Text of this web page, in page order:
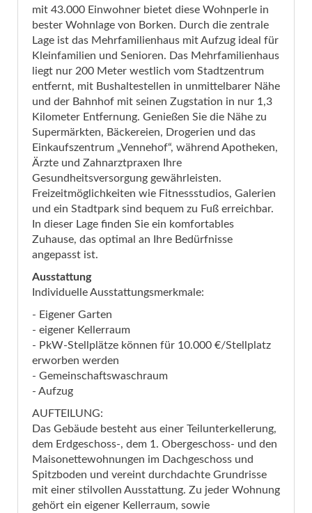
mit 43.000 Einwohner bietet diese Wohnperle in
bester Wohnlage von Borken. Durch die zentrale
Lage ist das Mehrfamilienhaus mit Aufzug ideal für
Kleinfamilien und Senioren. Das Mehrfamilienhaus
liegt nur 200 Meter westlich vom Stadtzentrum
entfernt, mit Bushaltestellen in unmittelbarer Nähe
und der Bahnhof mit seinen Zugstation in nur 1,3
Kilometer Entfernung. Genießen Sie die Nähe zu
Supermärkten, Bäckereien, Drogerien und das
Einkaufszentrum „Vennehof“, während Apotheken,
Ärzte und Zahnarztpraxen Ihre
Gesundheitsversorgung gewährleisten.
Freizeitmöglichkeiten wie Fitnessstudios, Galerien
und ein Stadtpark sind bequem zu Fuß erreichbar.
In dieser Lage finden Sie ein komfortables
Zuhause, das optimal an Ihre Bedürfnisse
angepasst ist.
Ausstattung
Individuelle Ausstattungsmerkmale:
- Eigener Garten
- eigener Kellerraum
- PkW-Stellplätze können für 10.000 €/Stellplatz
erworben werden
- Gemeinschaftswaschraum
- Aufzug
AUFTEILUNG:
Das Gebäude besteht aus einer Teilunterkellerung,
dem Erdgeschoss-, dem 1. Obergeschoss- und den
Maisonettewohnungen im Dachgeschoss und
Spitzboden und vereint durchdachte Grundrisse
mit einer stilvollen Ausstattung. Zu jeder Wohnung
gehört ein eigener Kellerraum, sowie